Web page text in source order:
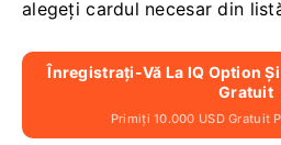
alegeți cardul necesar din
Înregistrați-Vă La IQ Option
Gratuit
Primiți 10.000 USD Gratuit